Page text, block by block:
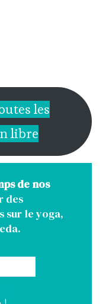
les
libre
de nos
des
sur le yoga,